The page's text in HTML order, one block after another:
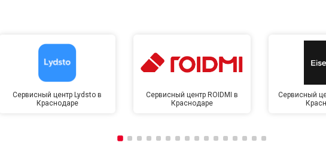
Сервисный центр Lydsto в
Краснодаре
Сервисный центр ROIDMI в
Краснодаре
Сервисный